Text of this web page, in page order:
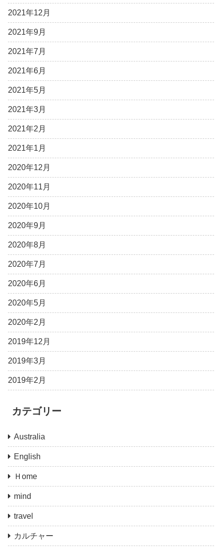
2021年12月
2021年9月
2021年7月
2021年6月
2021年5月
2021年3月
2021年2月
2021年1月
2020年12月
2020年11月
2020年10月
2020年9月
2020年8月
2020年7月
2020年6月
2020年5月
2020年2月
2019年12月
2019年3月
2019年2月
カテゴリー
Australia
English
Ｈome
mind
travel
カルチャー